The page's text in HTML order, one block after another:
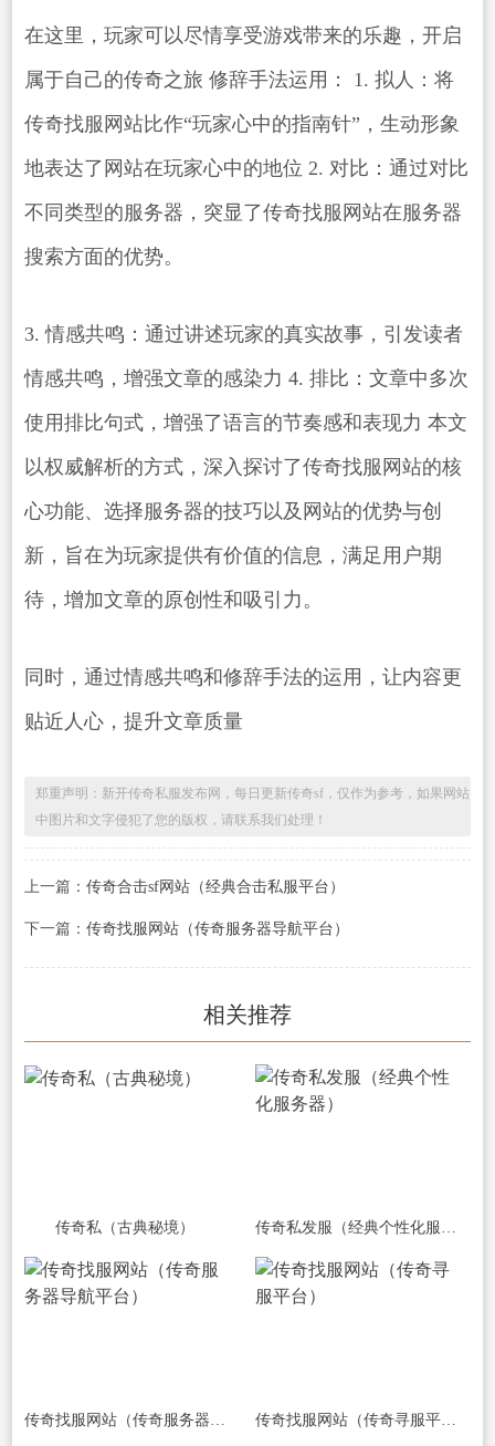
在这里，玩家可以尽情享受游戏带来的乐趣，开启
属于自己的传奇之旅 修辞手法运用： 1. 拟人：将
传奇找服网站比作“玩家心中的指南针”，生动形象
地表达了网站在玩家心中的地位 2. 对比：通过对比
不同类型的服务器，突显了传奇找服网站在服务器
搜索方面的优势。
3. 情感共鸣：通过讲述玩家的真实故事，引发读者
情感共鸣，增强文章的感染力 4. 排比：文章中多次
使用排比句式，增强了语言的节奏感和表现力 本文
以权威解析的方式，深入探讨了传奇找服网站的核
心功能、选择服务器的技巧以及网站的优势与创
新，旨在为玩家提供有价值的信息，满足用户期
待，增加文章的原创性和吸引力。
同时，通过情感共鸣和修辞手法的运用，让内容更
贴近人心，提升文章质量
郑重声明：新开传奇私服发布网，每日更新传奇sf，仅作为参考，如果网站
中图片和文字侵犯了您的版权，请联系我们处理！
上一篇： 传奇合击sf网站（经典合击私服平台）
下一篇： 传奇找服网站（传奇服务器导航平台）
相关推荐
传奇私（古典秘境）
传奇找服网站（传奇寻服平台）